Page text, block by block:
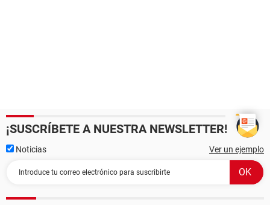
¡SUSCRÍBETE A NUESTRA NEWSLETTER!
Noticias Ver un ejemplo